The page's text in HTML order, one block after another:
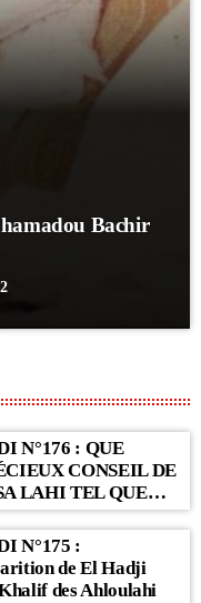
Bachir
N°176 : QUE
CONSEIL DE
LAHI TEL QUE
SERIGNE
N°175 :
de El Hadji
des Ahloulahi